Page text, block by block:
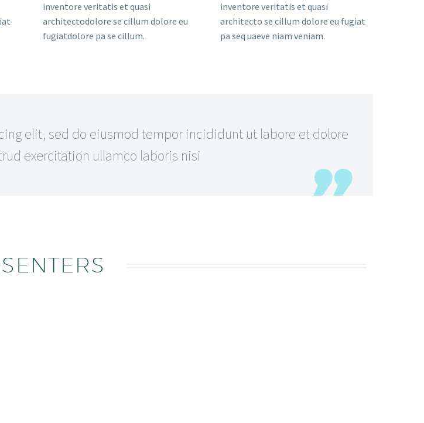
inventore veritatis et quasi
architectodolore se cillum dolore eu
fugiatdolore pa se cillum.
inventore veritatis et quasi
architecto se cillum dolore eu fugiat
pa seq uaeve niam veniam.
elit, sed do eiusmod tempor incididunt ut labore et dolore
exercitation ullamco laboris nisi